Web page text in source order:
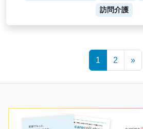
訪問介護
1 2 »